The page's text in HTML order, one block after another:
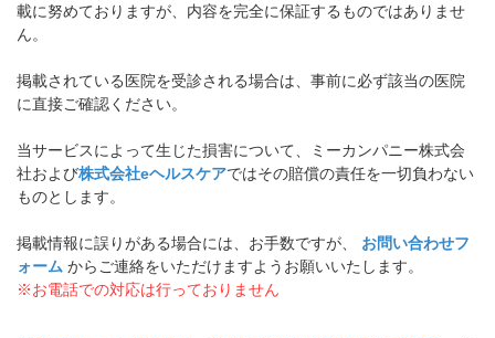
載に努めておりますが、内容を完全に保証するものではありませ
ん。
掲載されている医院を受診される場合は、事前に必ず該当の医院
に直接ご確認ください。
当サービスによって生じた損害について、ミーカンパニー株式会
社および株式会社eヘルスケアではその賠償の責任を一切負わない
ものとします。
掲載情報に誤りがある場合には、お手数ですが、 お問い合わせフ
ォーム からご連絡をいただけますようお願いいたします。
※お電話での対応は行っておりません